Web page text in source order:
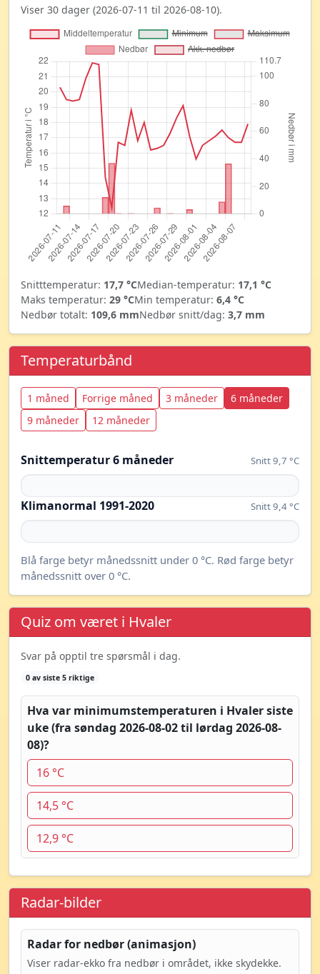
Viser 30 dager (2026-07-11 til 2026-08-10).
Snitttemperatur: 17,7 °CMedian-temperatur: 17,1 °C
Maks temperatur: 29 °CMin temperatur: 6,4 °C
Nedbør totalt: 109,6 mmNedbør snitt/dag: 3,7 mm
Temperaturbånd
1 måned Forrige måned 3 måneder
6 måneder
9 måneder
12 måneder
Snittemperatur 6 måneder Snitt 9,7 °C
Klimanormal 1991-2020 Snitt 9,4 °C
Blå farge betyr månedssnitt under 0 °C. Rød farge betyr
månedssnitt over 0 °C.
Quiz om været i Hvaler
Svar på opptil tre spørsmål i dag.
0 av siste 5 riktige
Hva var minimumstemperaturen i Hvaler siste
uke (fra søndag 2026-08-02 til lørdag 2026-08-
08)?
16 °C
14,5 °C
12,9 °C
Radar-bilder
Radar for nedbør (animasjon)
Viser radar-ekko fra nedbør i området, ikke skydekke.